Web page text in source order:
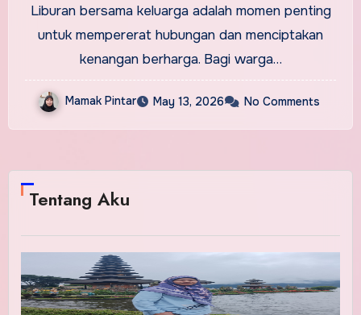
Liburan bersama keluarga adalah momen penting
untuk mempererat hubungan dan menciptakan
kenangan berharga. Bagi warga…
Mamak Pintar May 13, 2026 No Comments
Tentang Aku